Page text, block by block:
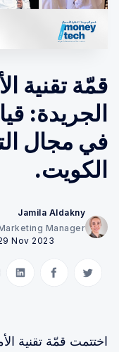
قمّة تقنية
الجريدة:
في مجال
الكويت.
Jamila Aldakny
Manager
Nov 2023
Share on Twitter
Facebook
اختتمت قمّة تقنية